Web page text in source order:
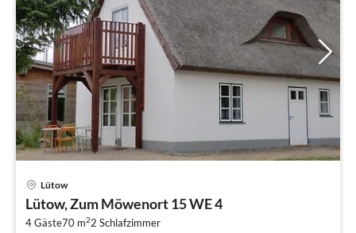
Lütow
Lütow, Zum Möwenort 15 WE 4
4 Gäste70 m22 Schlafzimmer